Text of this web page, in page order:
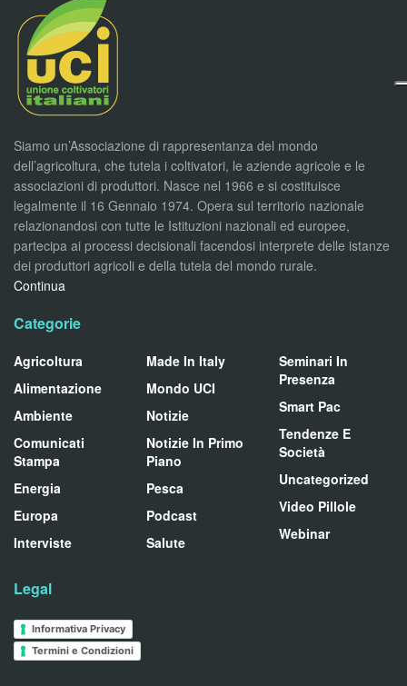
Siamo un’Associazione di rappresentanza del mondo
dell’agricoltura, che tutela i coltivatori, le aziende agricole e le
associazioni di produttori. Nasce nel 1966 e si costituisce
legalmente il 16 Gennaio 1974. Opera sul territorio nazionale
relazionandosi con tutte le Istituzioni nazionali ed europee,
partecipa ai processi decisionali facendosi interprete delle istanze
dei produttori agricoli e della tutela del mondo rurale.
Continua
Categorie
Agricoltura
Alimentazione
Ambiente
Comunicati
Stampa
Energia
Europa
Interviste
Made In Italy
Mondo UCI
Notizie
Notizie In Primo
Piano
Pesca
Podcast
Salute
Seminari In
Presenza
Smart Pac
Tendenze E
Società
Uncategorized
Video Pillole
Webinar
Legal
Informativa Privacy
Termini e Condizioni